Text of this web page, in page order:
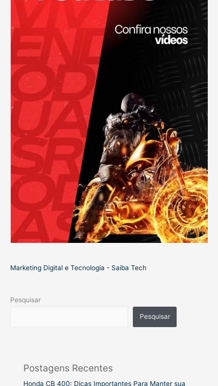
Marketing Digital e Tecnologia - Saiba Tech
Pesquisar
Pesquisar
Postagens Recentes
Honda CB 400: Dicas Importantes Para Manter sua